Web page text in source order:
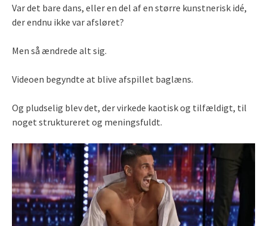
Var det bare dans, eller en del af en større kunstnerisk idé,
der endnu ikke var afsløret?
Men så ændrede alt sig.
Videoen begyndte at blive afspillet baglæns.
Og pludselig blev det, der virkede kaotisk og tilfældigt, til
noget struktureret og meningsfuldt.